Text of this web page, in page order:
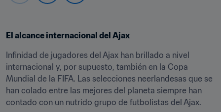
El alcance internacional del Ajax
Infinidad de jugadores del Ajax han brillado a nivel
internacional y, por supuesto, también en la Copa
Mundial de la FIFA. Las selecciones neerlandesas que se
han colado entre las mejores del planeta siempre han
contado con un nutrido grupo de futbolistas del Ajax.